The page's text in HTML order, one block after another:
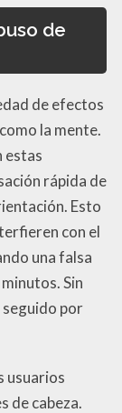
de
de efectos
la mente.
estas
rápida de
Esto
con el
una falsa
Sin
por
usuarios
de cabeza.